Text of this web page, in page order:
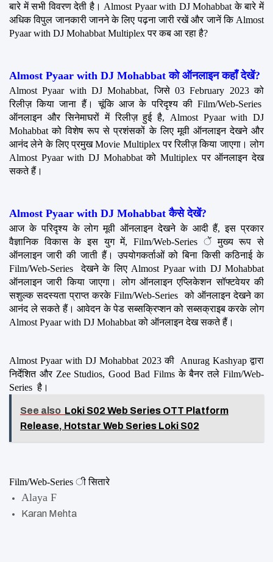
बारे में सभी विवरण देती है। Almost Pyaar with DJ Mohabbat के बारे में
अधिक विपुल जानकारी जानने के लिए पढ़ना जारी रखें और जानें कि Almost
Pyaar with DJ Mohabbat Multiplex पर कब आ रहा है?
Almost Pyaar with DJ Mohabbat को ऑनलाइन कहाँ देखें?
Almost Pyaar with DJ Mohabbat, जिसे 03 February 2023 को
रिलीज़ किया जाना हैं। चूंकि आज के परिदृश्य की Film/Web-Series
ऑनलाइन और सिनेमाघरों में रिलीज़ हुई है, Almost Pyaar with DJ
Mohabbat को विशेष रूप से प्रशंसकों के लिए मूवी ऑनलाइन देखने और
आनंद लेने के लिए प्रमुख Movie Multiplex पर रिलीज़ किया जाएगा। लोग
Almost Pyaar with DJ Mohabbat को Multiplex पर ऑनलाइन देख
सकते हैं।
Almost Pyaar with DJ Mohabbat कैसे देखें?
आज के परिदृश्य के लोग मूवी ऑनलाइन देखने के आदी हैं, इस प्रकार
वैज्ञानिक विकास के इस युग में, Film/Web-Series ें मुख्य रूप से
ऑनलाइन जारी की जाती हैं। उपयोगकर्ताओं को बिना किसी कठिनाई के
Film/Web-Series  देखने के लिए Almost Pyaar with DJ Mohabbat
ऑनलाइन जारी किया जाएगा। लोग ऑनलाइन एप्लिकेशन सॉफ्टवेयर की
सशुल्क सदस्यता प्राप्त करके Film/Web-Series  को ऑनलाइन देखने का
आनंद ले सकते हैं। आवेदन के पेड सब्सक्रिप्शन को सब्सक्राइब करके लोग
Almost Pyaar with DJ Mohabbat को ऑनलाइन देख सकते हैं।
Almost Pyaar with DJ Mohabbat 2023 की  Anurag Kashyap द्वारा
निर्देशित और Zee Studios, Good Bad Films के बैनर तले Film/Web-
Series  है।
See also Loki S02 Web Series OTT Platform
Release, Hotstar Web Series Loki S02
Film/Web-Series ी सितारे
Alaya F
Karan Mehta